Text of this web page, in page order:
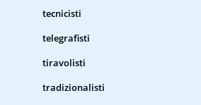
tecnicisti
telegrafisti
tiravolisti
tradizionalisti